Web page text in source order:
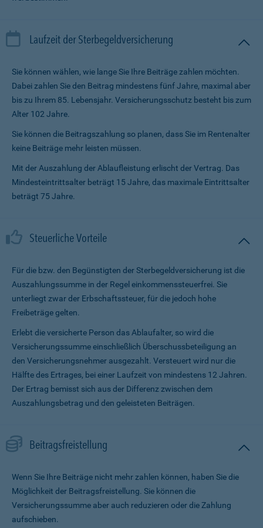
Laufzeit der Sterbegeldversicherung
Sie können wählen, wie lange Sie Ihre Beiträge zahlen möchten.
Dabei zahlen Sie den Beitrag mindestens fünf Jahre, maximal aber
bis zu Ihrem 85. Lebensjahr. Versicherungsschutz besteht bis zum
Alter 102 Jahre.
Sie können die Beitragszahlung so planen, dass Sie im Renten­alter
keine Beiträge mehr leisten müssen.
Mit der Auszahlung der Ablaufleistung erlischt der Vertrag. Das
Mindesteintrittsalter beträgt 15 Jahre, das maximale Eintrittsalter
beträgt 75 Jahre.
Steuerliche Vorteile
Für die bzw. den Begünstigten der Sterbegeldversicherung ist die
Auszahlungssumme in der Regel einkommenssteuerfrei. Sie
unterliegt zwar der Erbschaftssteuer, für die jedoch hohe
Freibeträge gelten.
Erlebt die versicherte Person das Ablaufalter, so wird die
Versicherungssumme ein­schließlich Überschussbeteiligung an
den Versicherungsnehmer ausgezahlt. Versteuert wird nur die
Hälfte des Ertrages, bei einer Laufzeit von mindestens 12 Jahren.
Der Ertrag bemisst sich aus der Differenz zwischen dem
Auszahlungsbetrag und den geleisteten Beiträgen.
Beitragsfreistellung
Wenn Sie Ihre Beiträge nicht mehr zahlen können, haben Sie die
Möglichkeit der Beitragsfreistellung. Sie können die
Versicherungssumme aber auch reduzieren oder die Zahlung
aufschieben.